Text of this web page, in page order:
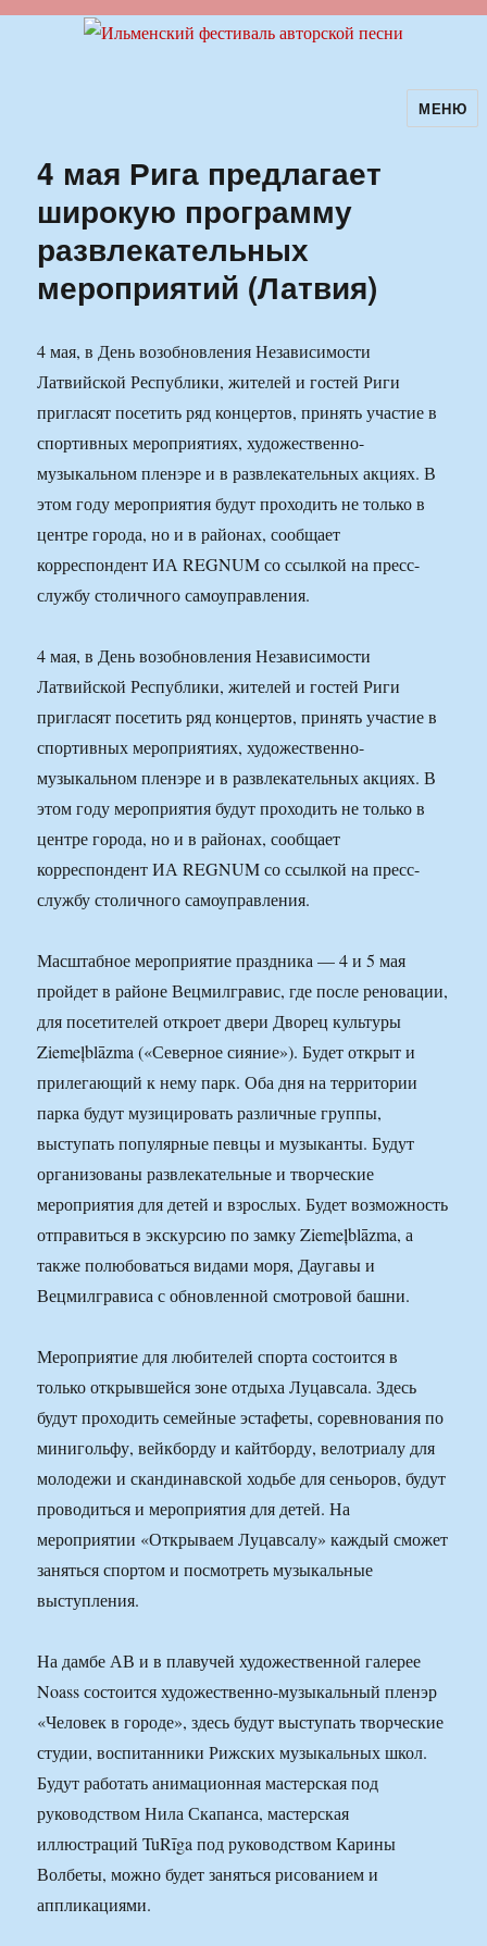
Ильменский фестиваль авторской
песни
МЕНЮ
4 мая Рига предлагает
широкую программу
развлекательных
мероприятий (Латвия)
4 мая, в День возобновления Независимости
Латвийской Республики, жителей и гостей Риги
пригласят посетить ряд концертов, принять участие в
спортивных мероприятиях, художественно-
музыкальном пленэре и в развлекательных акциях. В
этом году мероприятия будут проходить не только в
центре города, но и в районах, сообщает
корреспондент ИА REGNUM со ссылкой на пресс-
службу столичного самоуправления.
4 мая, в День возобновления Независимости
Латвийской Республики, жителей и гостей Риги
пригласят посетить ряд концертов, принять участие в
спортивных мероприятиях, художественно-
музыкальном пленэре и в развлекательных акциях. В
этом году мероприятия будут проходить не только в
центре города, но и в районах, сообщает
корреспондент ИА REGNUM со ссылкой на пресс-
службу столичного самоуправления.
Масштабное мероприятие праздника — 4 и 5 мая
пройдет в районе Вецмилгравис, где после реновации,
для посетителей откроет двери Дворец культуры
Ziemeļblāzma («Северное сияние»). Будет открыт и
прилегающий к нему парк. Оба дня на территории
парка будут музицировать различные группы,
выступать популярные певцы и музыканты. Будут
организованы развлекательные и творческие
мероприятия для детей и взрослых. Будет возможность
отправиться в экскурсию по замку Ziemeļblāzma, а
также полюбоваться видами моря, Даугавы и
Вецмилгрависа с обновленной смотровой башни.
Мероприятие для любителей спорта состоится в
только открывшейся зоне отдыха Луцавсала. Здесь
будут проходить семейные эстафеты, соревнования по
минигольфу, вейкборду и кайтборду, велотриалу для
молодежи и скандинавской ходьбе для сеньоров, будут
проводиться и мероприятия для детей. На
мероприятии «Открываем Луцавсалу» каждый сможет
заняться спортом и посмотреть музыкальные
выступления.
На дамбе АВ и в плавучей художественной галерее
Noass состоится художественно-музыкальный пленэр
«Человек в городе», здесь будут выступать творческие
студии, воспитанники Рижских музыкальных школ.
Будут работать анимационная мастерская под
руководством Нила Скапанса, мастерская
иллюстраций TuRīga под руководством Карины
Волбеты, можно будет заняться рисованием и
аппликациями.